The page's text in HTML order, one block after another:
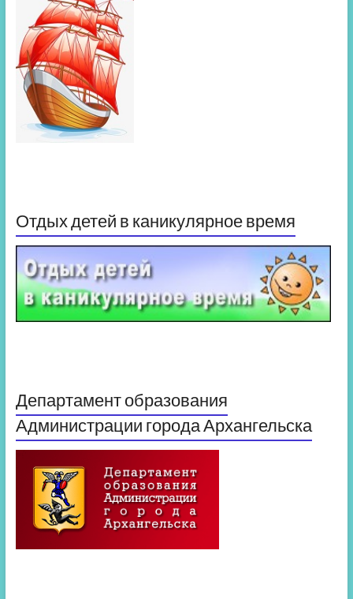
Отдых детей в каникулярное время
Департамент образования
Администрации города Архангельска